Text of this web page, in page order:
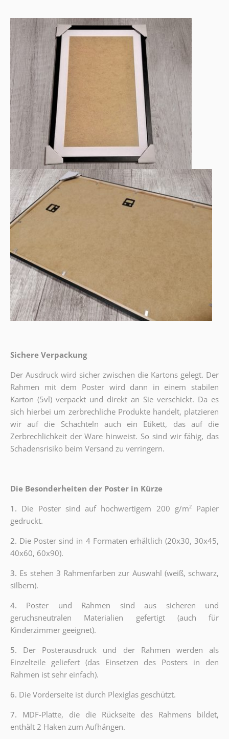
Sichere Verpackung
Der Ausdruck wird sicher zwischen die Kartons gelegt. Der
Rahmen mit dem Poster wird dann in einem stabilen
Karton (5vl) verpackt und direkt an Sie verschickt. Da es
sich hierbei um zerbrechliche Produkte handelt, platzieren
wir auf die Schachteln auch ein Etikett, das auf die
Zerbrechlichkeit der Ware hinweist. So sind wir fähig, das
Schadensrisiko beim Versand zu verringern.
Die Besonderheiten der Poster in Kürze
1. Die Poster sind auf hochwertigem 200 g/m² Papier
gedruckt.
2. Die Poster sind in 4 Formaten erhältlich (20x30, 30x45,
40x60, 60x90).
3. Es stehen 3 Rahmenfarben zur Auswahl (weiß, schwarz,
silbern).
4. Poster und Rahmen sind aus sicheren und
geruchsneutralen Materialien gefertigt (auch für
Kinderzimmer geeignet).
5. Der Posterausdruck und der Rahmen werden als
Einzelteile geliefert (das Einsetzen des Posters in den
Rahmen ist sehr einfach).
6. Die Vorderseite ist durch Plexiglas geschützt.
7. MDF-Platte, die die Rückseite des Rahmens bildet,
enthält 2 Haken zum Aufhängen.